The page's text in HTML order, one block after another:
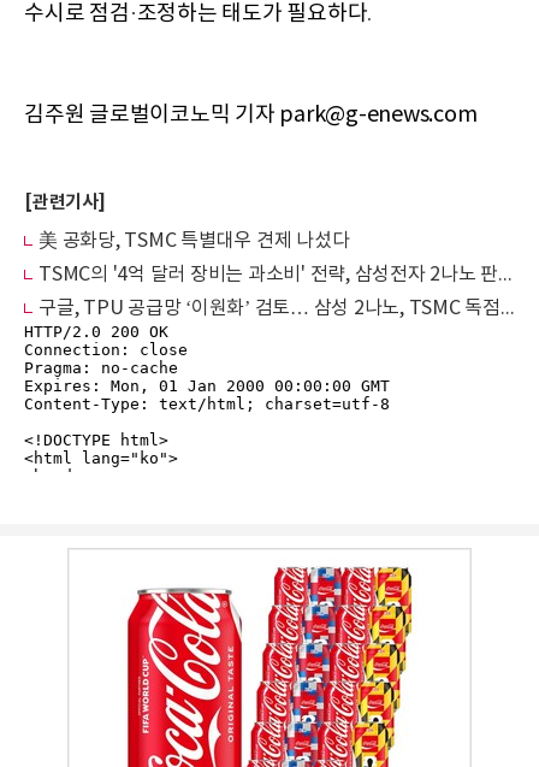
수시로 점검 ·조정하는 태도가 필요하다.
김주원 글로벌이코노믹 기자 park@g-enews.com
[관련기사]
美 공화당, TSMC 특별대우 견제 나섰다
TSMC의 '4억 달러 장비는 과소비' 전략, 삼성전자 2나노 판 흔든다
구글, TPU 공급망 ‘이원화’ 검토… 삼성 2나노, TSMC 독점 균열 신호탄